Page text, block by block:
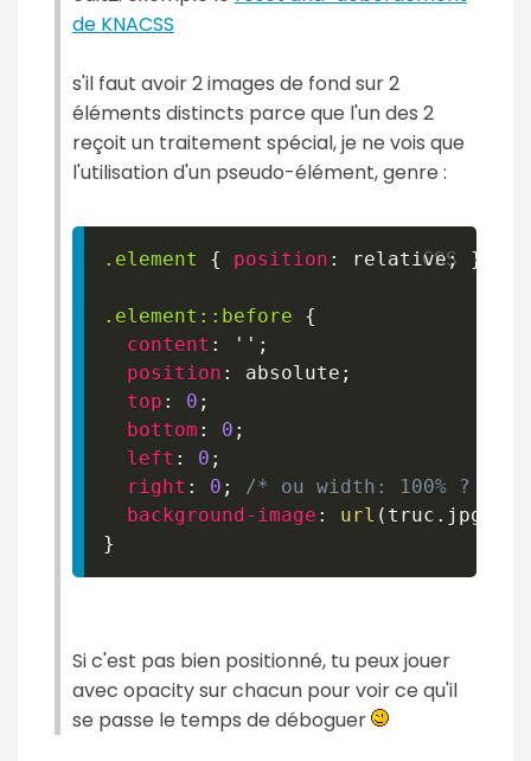
de KNACSS
s'il faut avoir 2 images de fond sur 2
éléments distincts parce que l'un des 2
reçoit un traitement spécial, je ne vois que
l'utilisation d'un pseudo-élément, genre :
.element { position : relative; }
.element ::before
{
content : '' ;
position : absolute ;
top : 0 ;
bottom : 0 ;
left : 0 ;
right : 0 ;
/* ou width: 100% ? */
background-image : url ( truc.jpg
}
Si c'est pas bien positionné, tu peux jouer
avec opacity sur chacun pour voir ce qu'il
se passe le temps de déboguer